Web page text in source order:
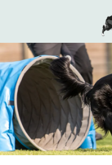
naar
hoofdinhoud